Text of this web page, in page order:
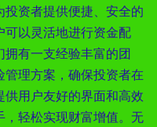
资者提供便捷、安全的
以灵活地进行资金配
有一支经验丰富的团
理方案，确保投资者在
用户友好的界面和高效
轻松实现财富增值。无